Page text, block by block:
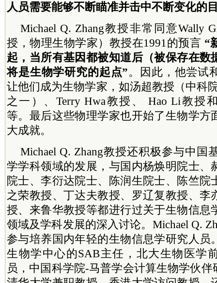
人员需要能够不断瞄准并击中不断变化的
Michael Q. Zhang教授非常同意Wally
授，物理生物学家）教授在1991的预言 “
起，当所有基因都被知道后（被保存在数
将是生物学研究的起点”。因此，他尝试
让他们成为生物学家，如汤超教授（中科
之一）、Terry Hwa教授、 Hao Li教授
等。最后这些物理学家也开始了生物学方
大成就。
Michael Q. Zhang教授还积极参与中国
学学科领域的发展，与国内杨焕明院士、
院士、李衍达院士、陈润生院士、陈竺院
之荣教授、丁达夫教授、罗辽复教授、李
授、来鲁华教授等都进行过关于生物信息
领域及学科发展的深入讨论。Michael Q.
参与培养国内年轻的生物信息学研究人员
生物学中心的SAB主任，北大生物医学
员，中国科学院-马普学会计算生物学伙伴